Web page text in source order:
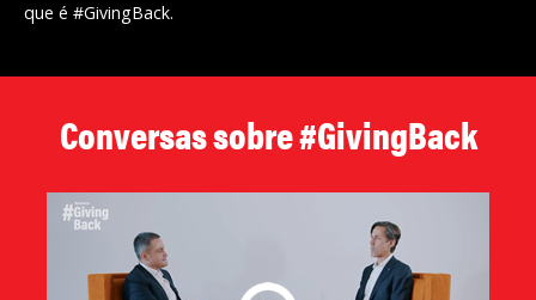
que é #GivingBack.
Conversas sobre #GivingBack